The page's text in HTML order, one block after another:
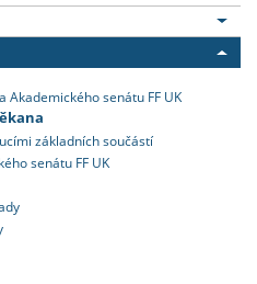
Akademického senátu FF UK
základních součástí
senátu FF UK